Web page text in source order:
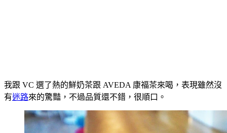
我跟 VC 選了熱的鮮奶茶跟 AVEDA 康福茶來喝，表現雖然沒
有迷路來的驚豔，不過品質還不錯，很順口。